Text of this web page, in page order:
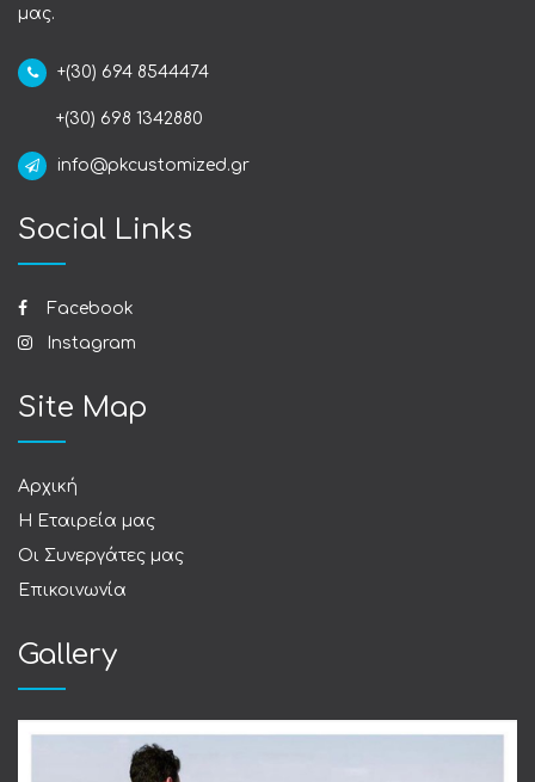
μας.
+(30) 694 8544474
+(30) 698 1342880
info@pkcustomized.gr
Social Links
Facebook
Instagram
Site Map
Αρχική
Η Εταιρεία μας
Οι Συνεργάτες μας
Επικοινωνία
Gallery